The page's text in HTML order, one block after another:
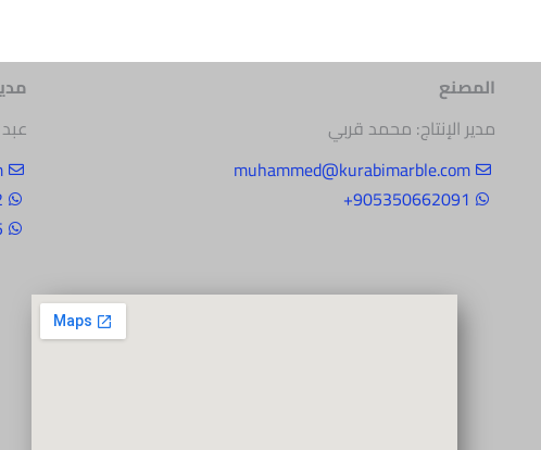
المصنع
مدير الإنتاج: محمد قربي
muhammed@kurabimarble.com
905350662091+